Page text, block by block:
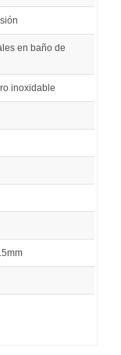
en baño de
inoxidable